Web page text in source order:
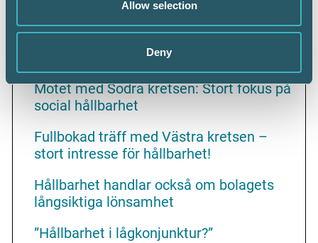
Allow selection
Deny
programleverantörerna blir vi starkare
Mötet med Södra kretsen: Stort fokus på
social hållbarhet
Fullbokad träff med Västra kretsen –
stort intresse för hållbarhet!
Hållbarhet handlar också om bolagets
långsiktiga lönsamhet
”Hållbarhet i lågkonjunktur?”